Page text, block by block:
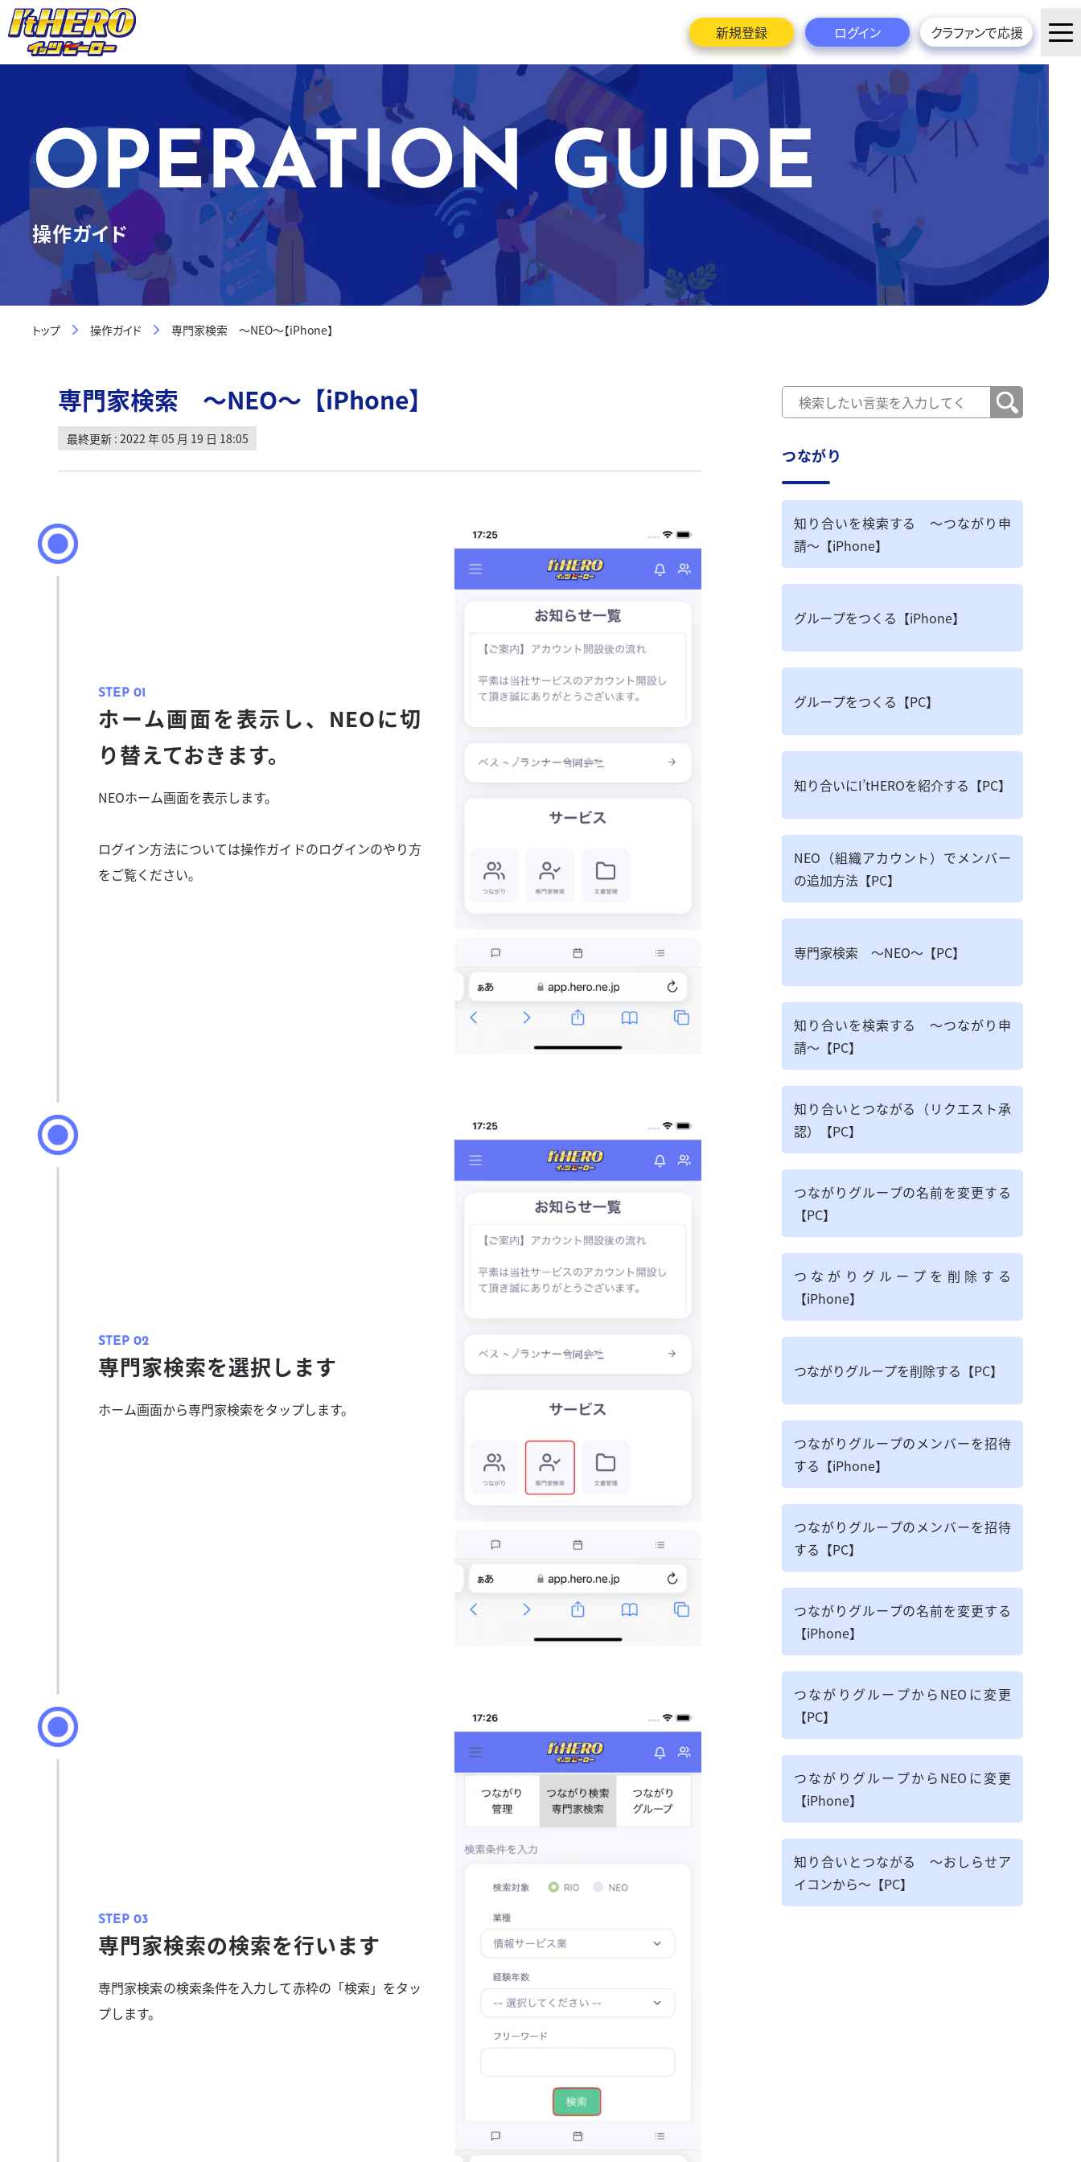
新規登録 ログイン クラファンで応援
OPERATION GUIDE
操作ガイド
トップ 操作ガイド 専門家検索 ～NEO～【iPhone】
専門家検索 ～NEO～【iPhone】
最終更新 : 2022 年 05 月 19 日 18:05
ホーム画面を表示し、NEOに切
り替えておきます。
NEOホーム画面を表示します。
ログイン方法については操作ガイドのログインのやり方
をご覧ください。
専門家検索を選択します
ホーム画面から専門家検索をタップします。
専門家検索の検索を行います
専門家検索の検索条件を入力して赤枠の「検索」をタッ
プします。
つながり
知り合いを検索する ～つながり申
請～【iPhone】
グループをつくる【iPhone】
グループをつくる【PC】
知り合いにI’tHEROを紹介する【PC】
NEO（組織アカウント）でメンバー
の追加方法【PC】
専門家検索 ～NEO～【PC】
知り合いを検索する ～つながり申
請～【PC】
知り合いとつながる（リクエスト承
認）【PC】
つながりグループの名前を変更する
【PC】
つながりグループを削除する
【iPhone】
つながりグループを削除する【PC】
つながりグループのメンバーを招待
する【iPhone】
つながりグループのメンバーを招待
する【PC】
つながりグループの名前を変更する
【iPhone】
つながりグループからNEOに変更
【PC】
つながりグループからNEOに変更
【iPhone】
知り合いとつながる ～おしらせア
イコンから～【PC】